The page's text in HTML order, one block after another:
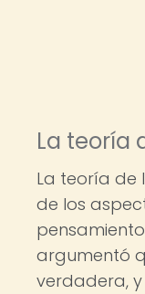
La teoría
La teoría de
de los
argumentó
verdadera,